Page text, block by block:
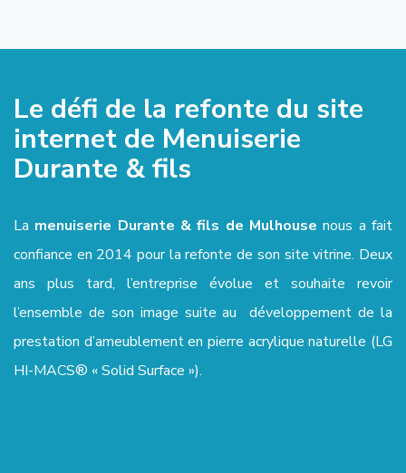
Le défi de la refonte du site
internet de Menuiserie
Durante & fils
La menuiserie Durante & fils de Mulhouse nous a fait
confiance en 2014 pour la refonte de son site vitrine. Deux
ans plus tard, l’entreprise évolue et souhaite revoir
l’ensemble de son image suite au développement de la
prestation d’ameublement en pierre acrylique naturelle (LG
HI-MACS® « Solid Surface »).